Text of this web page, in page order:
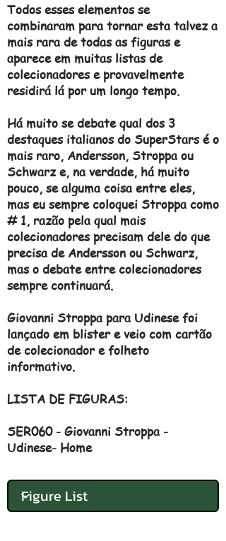
Todos esses elementos se
combinaram para tornar esta talvez a
mais rara de todas as figuras e
aparece em muitas listas de
colecionadores e provavelmente
residirá lá por um longo tempo.
Há muito se debate qual dos 3
destaques italianos do SuperStars é o
mais raro, Andersson, Stroppa ou
Schwarz e, na verdade, há muito
pouco, se alguma coisa entre eles,
mas eu sempre coloquei Stroppa como
# 1, razão pela qual mais
colecionadores precisam dele do que
precisa de Andersson ou Schwarz,
mas o debate entre colecionadores
sempre continuará.
Giovanni Stroppa para Udinese foi
lançado em blister e veio com cartão
de colecionador e folheto
informativo.
LISTA DE FIGURAS:
SER060 - Giovanni Stroppa -
Udinese- Home